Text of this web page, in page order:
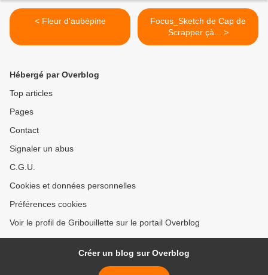
< Fleur d'aubépine
Focus_Sketch de Cap de
Scrapper çà... >
Hébergé par Overblog
Top articles
Pages
Contact
Signaler un abus
C.G.U.
Cookies et données personnelles
Préférences cookies
Voir le profil de Gribouillette sur le portail Overblog
Créer un blog sur Overblog